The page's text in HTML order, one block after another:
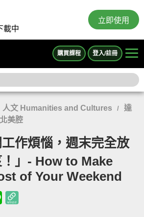
載中
立即使用
購買課程 登入/註冊
人文 Humanities and Cultures /
達
北美腔
工作煩惱，週末完全放
」- How to Make
of Your Weekend